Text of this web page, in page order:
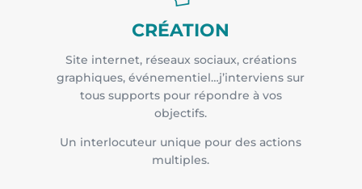
CRÉATION
Site internet, réseaux sociaux, créations
graphiques, événementiel…j’interviens sur
tous supports pour répondre à vos
objectifs.
Un interlocuteur unique pour des actions
multiples.